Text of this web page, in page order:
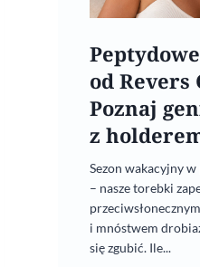
od Revers
Poznaj
z
Sezon wakacyjny w
– nasze torebki
i mnóstwem
się zgubić. Ile...